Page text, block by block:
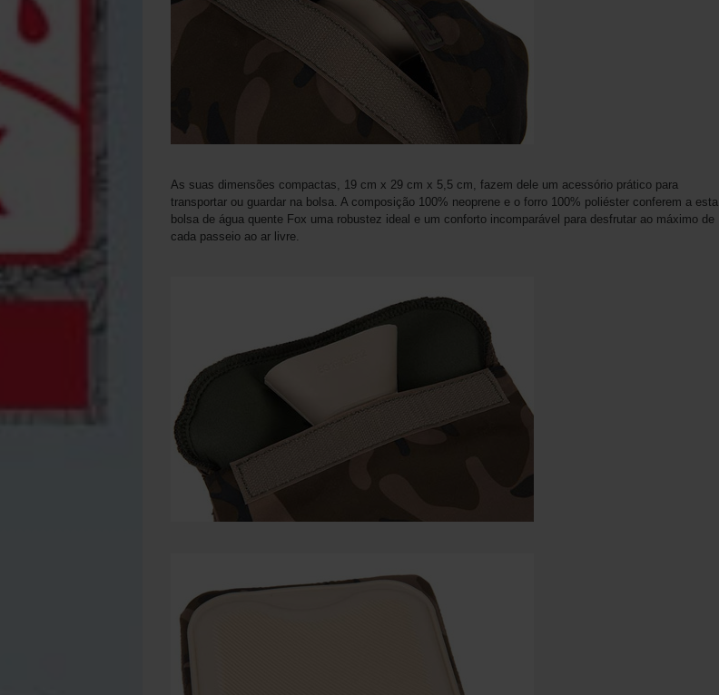
As suas dimensões compactas, 19 cm x 29 cm x 5,5 cm, fazem dele um acessório prático para
transportar ou guardar na bolsa. A composição 100% neoprene e o forro 100% poliéster conferem a esta
bolsa de água quente Fox uma robustez ideal e um conforto incomparável para desfrutar ao máximo de
cada passeio ao ar livre.